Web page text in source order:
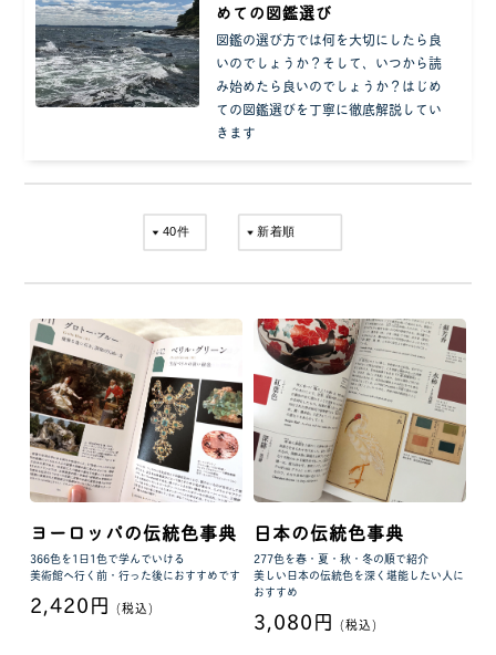
めての図鑑選び
図鑑の選び方では何を大切にしたら良
いのでしょうか？そして、いつから読
み始めたら良いのでしょうか？はじめ
ての図鑑選びを丁寧に徹底解説してい
きます
ヨーロッパの伝統色事典
366色を1日1色で学んでいける
美術館へ行く前・行った後におすすめです
2,420円 (税込)
日本の伝統色事典
277色を春・夏・秋・冬の順で紹介
美しい日本の伝統色を深く堪能したい人に
おすすめ
3,080円 (税込)